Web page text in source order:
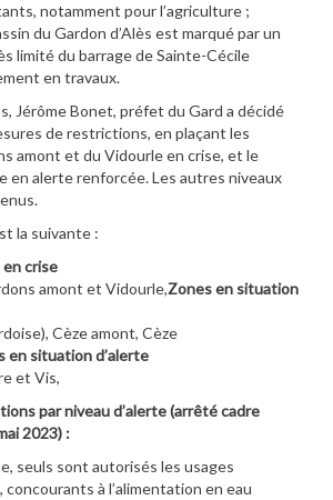
notamment pour l’agriculture ;
du Gardon d’Alès est marqué par un
limité du barrage de Sainte-Cécile
en travaux.
Jérôme Bonet, préfet du Gard a décidé
de restrictions, en plaçant les
amont et du Vidourle en crise, et le
en alerte renforcée. Les autres niveaux
la suivante :
crise
amont et Vidourle,Zones en situation
Cèze amont, Cèze
en situation d’alerte
et Vis,
par niveau d’alerte (arrêté cadre
2023) :
seuls sont autorisés les usages
concourants à l’alimentation en eau